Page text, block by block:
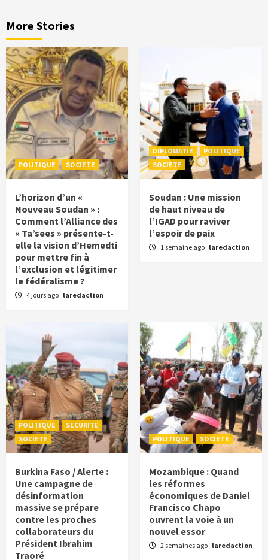
More Stories
POLITIQUE SOCIETE
L’horizon d’un «
Nouveau Soudan » :
Comment l’Alliance des
« Ta’sees » présente-t-
elle la vision d’Hemedti
pour mettre fin à
l’exclusion et légitimer
le fédéralisme ?
4 jours ago laredaction
DIPLOMATIE
POLITIQUE
SOCIETE
Soudan : Une mission
de haut niveau de
l’IGAD pour raviver
l’espoir de paix
1 semaine ago laredaction
POLITIQUE
SECURITE
SOCIETE
Burkina Faso / Alerte :
Une campagne de
désinformation
massive se prépare
contre les proches
collaborateurs du
Président Ibrahim
Traoré
POLITIQUE SOCIETE
Mozambique : Quand
les réformes
économiques de Daniel
Francisco Chapo
ouvrent la voie à un
nouvel essor
2 semaines ago laredaction